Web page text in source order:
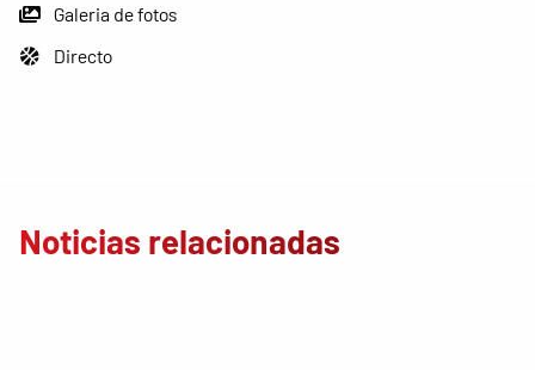
Galeria de fotos
Directo
Noticias relacionadas